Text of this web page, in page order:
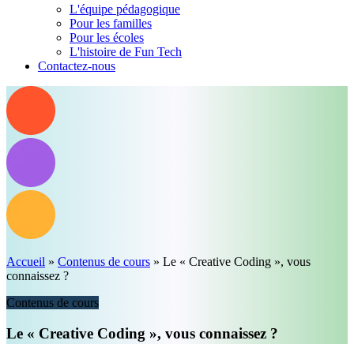
L'équipe pédagogique
Pour les familles
Pour les écoles
L'histoire de Fun Tech
Contactez-nous
Accueil » Contenus de cours » Le « Creative Coding », vous
connaissez ?
Contenus de cours
Le « Creative Coding », vous connaissez ?